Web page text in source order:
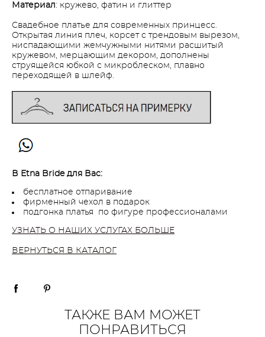
Материал: кружево, фатин и глиттер
Свадебное платье для современных принцесс.
Открытая линия плеч, корсет с трендовым вырезом,
ниспадающими жемчужными нитями расшитый
кружевом, мерцающим декором, дополнены
струящейся юбкой с микроблеском, плавно
переходящей в шлейф.
В Etna Bride для Вас:
бесплатное отпаривание
фирменный чехол в подарок
подгонка платья по фигуре профессионалами
УЗНАТЬ О НАШИХ УСЛУГАХ БОЛЬШЕ
ВЕРНУТЬСЯ В КАТАЛОГ
ТАКЖЕ ВАМ МОЖЕТ
ПОНРАВИТЬСЯ